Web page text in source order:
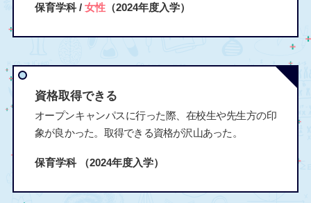
保育学科 / 女性（2024年度入学）
資格取得できる
オープンキャンパスに行った際、在校生や先生方の印
象が良かった。取得できる資格が沢山あった。
保育学科 （2024年度入学）